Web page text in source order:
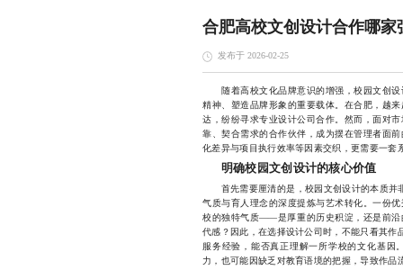
合肥高校文创设计合作哪家
发布于 2026-02-25
随着高校文化品牌意识的增强，校园文创设
精神、塑造品牌形象的重要载体。在合肥，越
达，纷纷寻求专业设计公司合作。然而，面对
靠、契合需求的合作伙伴，成为摆在管理者面
化差异与项目执行效率等因素交织，更需要一套
明确校园文创设计的核心价值
首先需要厘清的是，校园文创设计的本质并
气质与育人理念的深度提炼与艺术转化。一份
校的独特气质——是厚重的历史积淀，还是前沿
代感？因此，在选择设计公司时，不能只看其作
服务经验，能否真正理解一所学校的文化基因
力，也可能因缺乏对教育语境的把握，导致作品